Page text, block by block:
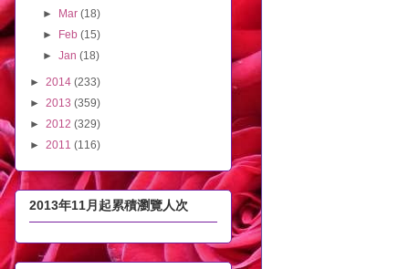
► Mar(18)
► Feb(15)
►Jan(18)
► 2014 (233)
► 2013 (359)
► 2012 (329)
► 2011 (116)
2013年11月起累積瀏覽人次